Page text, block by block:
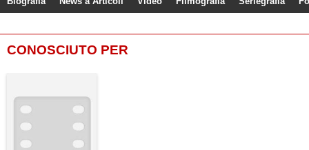
CONOSCIUTO PER